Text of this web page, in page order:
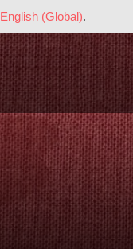
English (Global).